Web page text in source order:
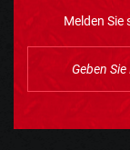
Melden